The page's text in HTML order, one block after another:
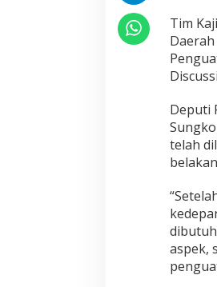
Tim
Deputi
telah
aspek,